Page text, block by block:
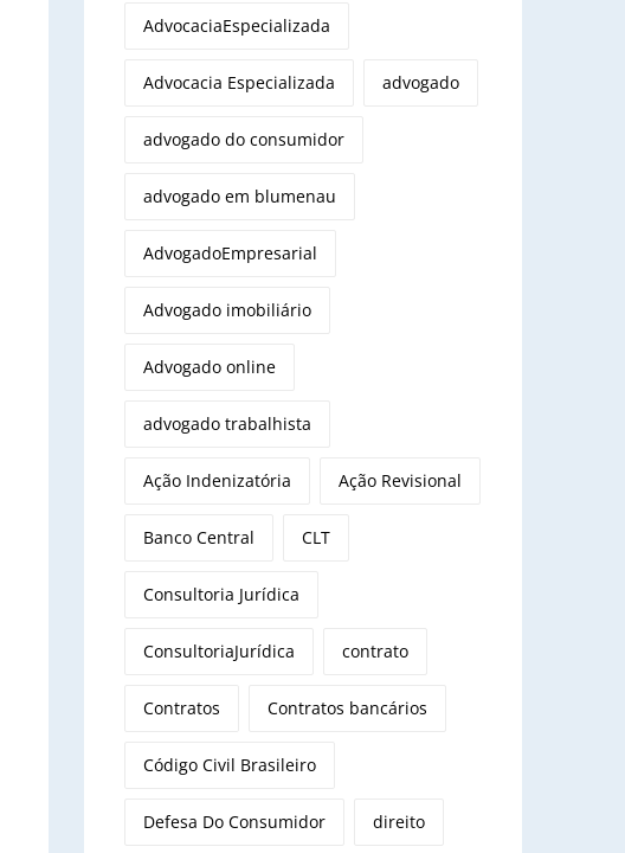
AdvocaciaEspecializada
Advocacia Especializada advogado
advogado do consumidor
advogado em blumenau
AdvogadoEmpresarial
Advogado imobiliário
Advogado online
advogado trabalhista
Ação Indenizatória Ação Revisional
Banco Central CLT
Consultoria Jurídica
ConsultoriaJurídica contrato
Contratos Contratos bancários
Código Civil Brasileiro
Defesa Do Consumidor direito